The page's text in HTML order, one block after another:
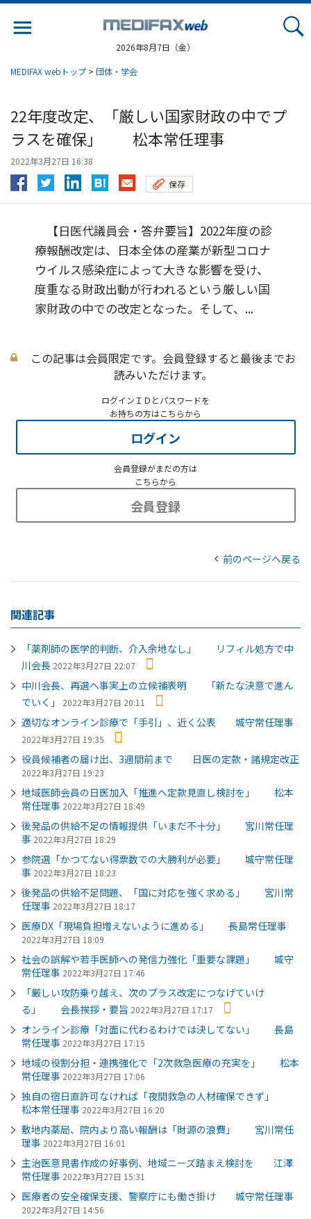
2026年8月7日（金）
MEDIFAX webトップ > 団体・学会
22年度改定、「厳しい国家財政の中でプ
ラスを確保」 松本常任理事
2022年3月27日 16:38
保存
【日医代議員会・答弁要旨】2022年度の診
療報酬改定は、日本全体の産業が新型コロナ
ウイルス感染症によって大きな影響を受け、
度重なる財政出動が行われるという厳しい国
家財政の中での改定となった。そして、...
この記事は会員限定です。会員登録すると最後までお
読みいただけます。
ログインＩＤとパスワードを
お持ちの方はこちらから
ログイン
会員登録がまだの方は
こちらから
会員登録
前のページへ戻る
関連記事
「薬剤師の医学的判断、介入余地なし」 リフィル処方で中
川会長 2022年3月27日 22:07
中川会長、再選へ事実上の立候補表明 「新たな決意で進ん
でいく」
2022年3月27日 20:11
適切なオンライン診療で「手引」、近く公表 城守常任理事
2022年3月27日 19:35
役員候補者の届け出、3週間前まで 日医の定款・諸規定改正
2022年3月27日 19:23
地域医師会員の日医加入「推進へ定款見直し検討を」 松本
常任理事 2022年3月27日 18:49
後発品の供給不足の情報提供「いまだ不十分」 宮川常任理
事 2022年3月27日 18:29
参院選「かつてない得票数での大勝利が必要」 城守常任理
事 2022年3月27日 18:23
後発品の供給不足問題、「国に対応を強く求める」 宮川常
任理事 2022年3月27日 18:17
医療DX「現場負担増えないように進める」 長島常任理事
2022年3月27日 18:09
社会の誤解や若手医師への発信力強化「重要な課題」 城守
常任理事 2022年3月27日 17:46
「厳しい攻防乗り越え、次のプラス改定につなげていけ
る」 会長挨拶・要旨 2022年3月27日 17:17
オンライン診療「対面に代わるわけでは決してない」 長島
常任理事 2022年3月27日 17:15
地域の役割分担・連携強化で「2次救急医療の充実を」 松本
常任理事 2022年3月27日 17:06
独自の宿日直許可なければ「夜間救急の人材確保できず」
松本常任理事 2022年3月27日 16:20
敷地内薬局、院内より高い報酬は「財源の浪費」 宮川常任
理事 2022年3月27日 16:01
主治医意見書作成の好事例、地域ニーズ踏まえ検討を 江澤
常任理事 2022年3月27日 15:31
医療者の安全確保支援、警察庁にも働き掛け 城守常任理事
2022年3月27日 14:56